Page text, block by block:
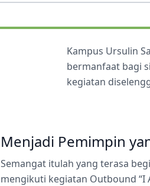
Kampus Ursulin
bermanfaat bagi
kegiatan
Menjadi Pemimpin
Semangat itulah yang terasa
mengikuti kegiatan Outbound “I